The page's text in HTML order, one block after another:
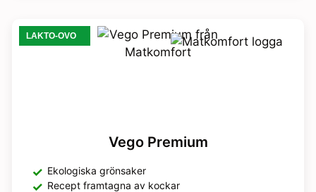
LAKTO-OVO
Vego Premium
Ekologiska grönsaker
Recept framtagna av kockar